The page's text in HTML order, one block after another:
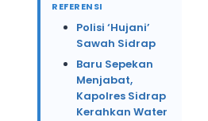
REFERENSI
Polisi ‘Hujani’
Sawah Sidrap
Baru Sepekan
Menjabat,
Kapolres Sidrap
Kerahkan Water